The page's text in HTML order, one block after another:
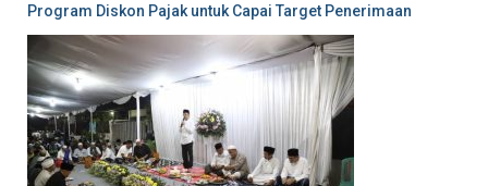
Program Diskon Pajak untuk Capai Target Penerimaan